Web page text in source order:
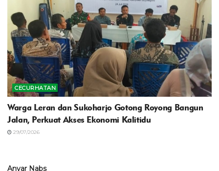
CECURHATAN
Warga Leran dan Sukoharjo Gotong Royong Bangun
Jalan, Perkuat Akses Ekonomi Kalitidu
29/07/2026
Anyar Nabs